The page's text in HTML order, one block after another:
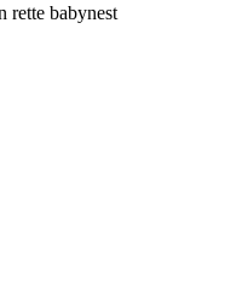
rette babynest